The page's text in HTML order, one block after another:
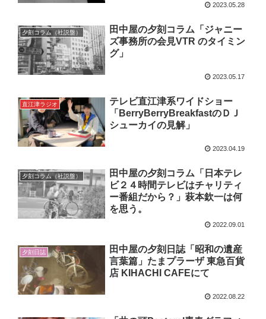
2023.05.28
夕刻コラム（社説盤）
田中屋の夕刻コラム「ジャニー
ズ事務所の会見VTR のタイミン
グ」
2023.05.17
直江津ラジオ
テレビ直江津系ワイドショー
「BerryBerryBreakfastのＤＪ
シューカイの見解」
2023.04.19
夕刻コラム（社説盤）
田中屋の夕刻コラム「日本テレ
ビ２４時間テレビはチャリティ
ー番組だから？」萩本欽一は何
を思う。
2022.09.01
夕刻日誌
田中屋の夕刻日誌「昭和の遺産
言葉篇」たまプラーザ 東急百貨
店 KIHACHI CAFEにて
2022.08.22